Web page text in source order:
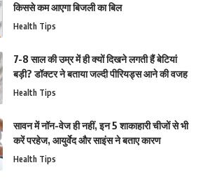
किससे कम आएगा बिजली का बिल
Health Tips
7-8 साल की उम्र में ही क्यों दिखने लगती हैं बेटियां
बड़ी? डॉक्टर ने बताया जल्दी पीरियड्स आने की वजह
Health Tips
सावन में नॉन-वेज ही नहीं, इन 5 शाकाहारी चीजों से भी
करें परहेज, आयुर्वेद और साइंस ने बताए कारण
Health Tips